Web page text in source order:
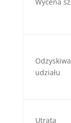
udziału
Utrata